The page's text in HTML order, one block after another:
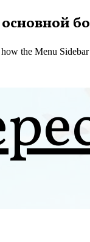
the Menu